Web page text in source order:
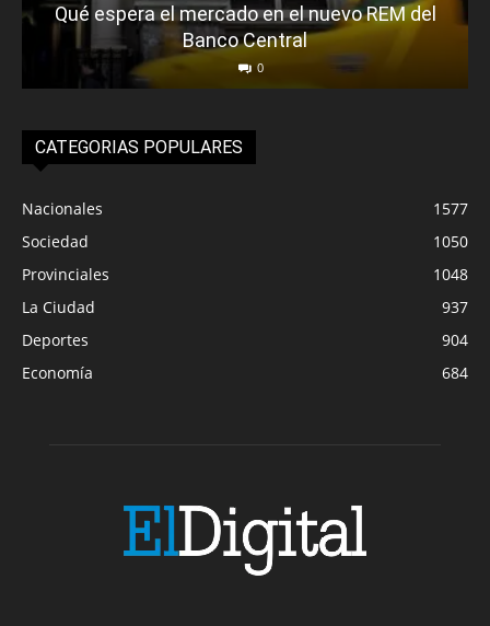
Qué espera el mercado en el nuevo REM del
Banco Central
0
CATEGORIAS POPULARES
Nacionales
1577
Sociedad
1050
Provinciales
1048
La Ciudad
937
Deportes
904
Economía
684